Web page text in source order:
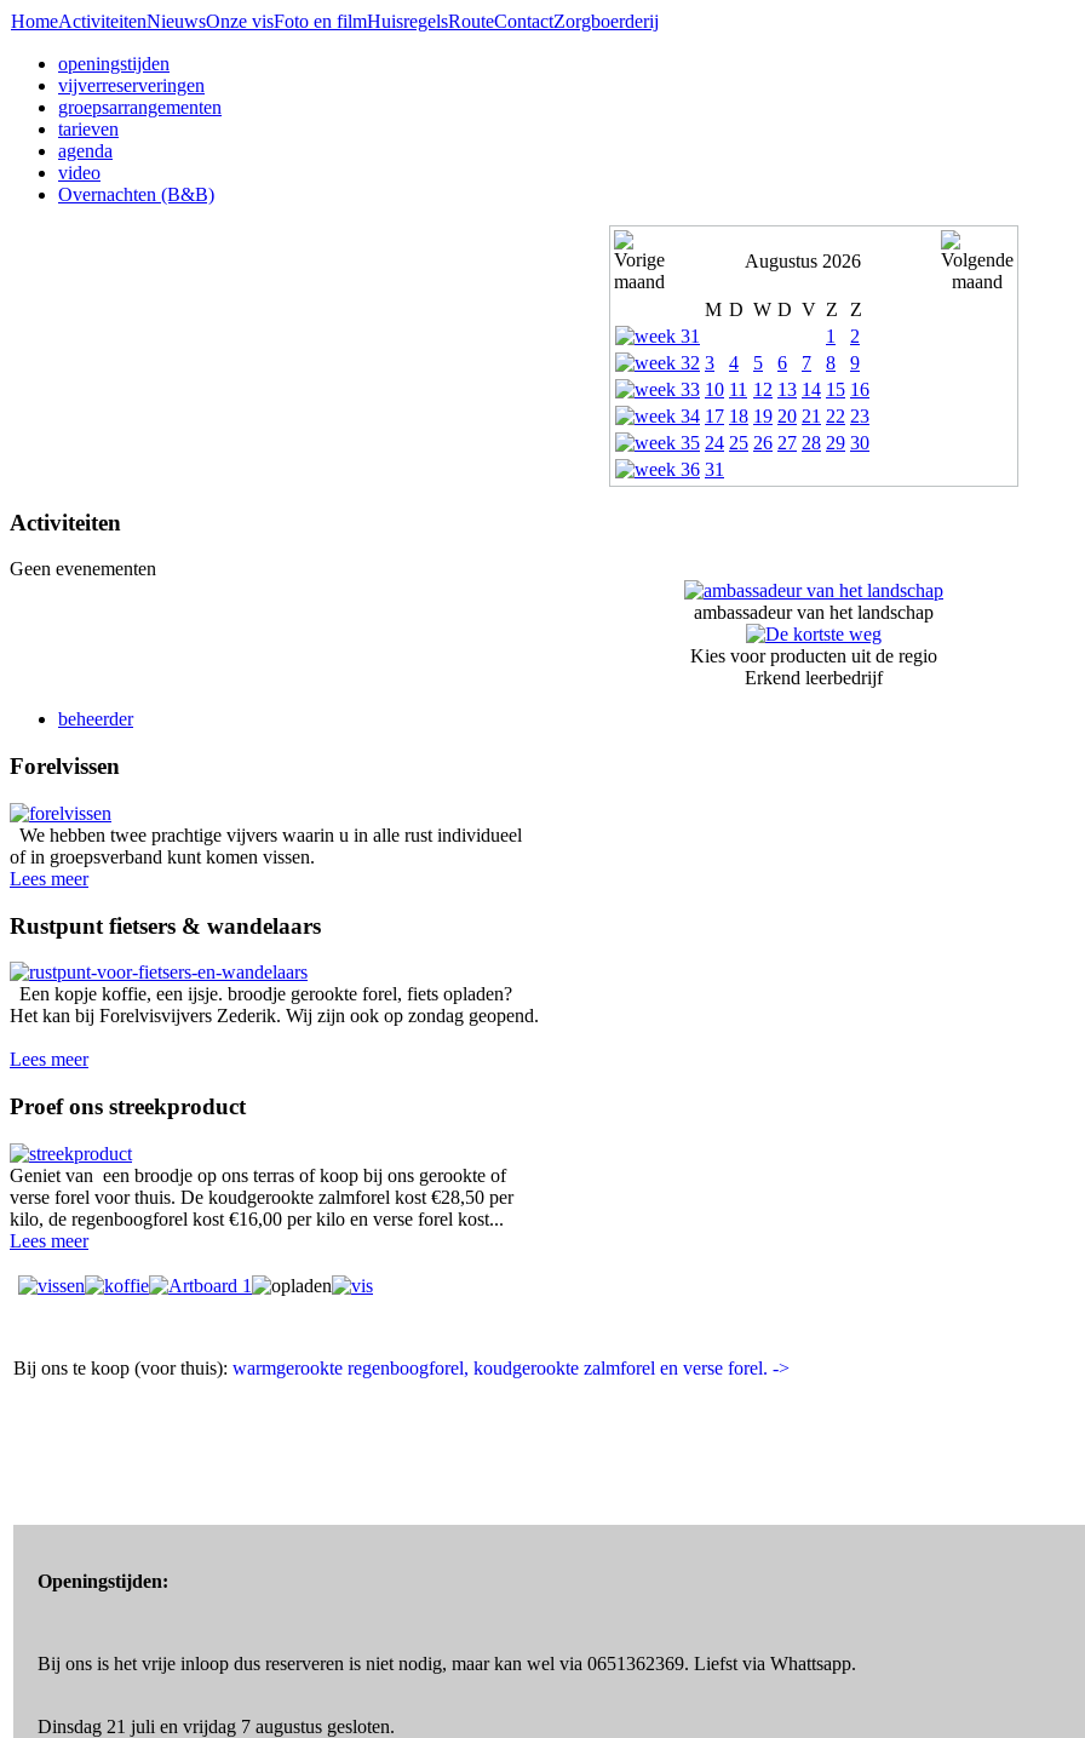
HomeActiviteitenNieuwsOnze visFoto en filmHuisregelsRouteContactZorgboerderij
openingstijden
vijverreserveringen
groepsarrangementen
tarieven
agenda
video
Overnachten (B&B)
Augustus 2026
M D W D V Z
Z
1
2
3
4 5 6 7 8
9
10 11 12 13 14 15 16
17 18 19 20 21 22 23
24 25 26 27 28 29 30
31
Activiteiten
Geen evenementen
ambassadeur van het landschap
Kies voor producten uit de regio
Erkend leerbedrijf
beheerder
Forelvissen
We hebben twee prachtige vijvers waarin u in alle rust individueel
of in groepsverband kunt komen vissen.
Lees meer
Rustpunt fietsers & wandelaars
Een kopje koffie, een ijsje. broodje gerookte forel, fiets opladen?
Het kan bij Forelvisvijvers Zederik. Wij zijn ook op zondag geopend.
Lees meer
Proef ons streekproduct
Geniet van een broodje op ons terras of koop bij ons gerookte of
verse forel voor thuis. De koudgerookte zalmforel kost €28,50 per
kilo, de regenboogforel kost €16,00 per kilo en verse forel kost...
Lees meer
Bij ons te koop (voor thuis): warmgerookte regenboogforel, koudgerookte zalmforel en verse forel. ->
Openingstijden:
Bij ons is het vrije inloop dus reserveren is niet nodig, maar kan wel via 0651362369. Liefst via Whattsapp.
Dinsdag 21 juli en vrijdag 7 augustus gesloten.